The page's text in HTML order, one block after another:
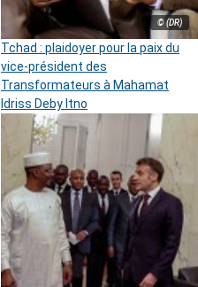
© (DR)
Tchad : plaidoyer pour la paix du
vice-président des
Transformateurs à Mahamat
Idriss Deby Itno